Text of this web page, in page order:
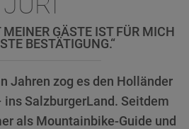
MEINER GÄSTE IST FÜR MICH
BESTÄTIGUNG.“
Jahren zog es den Holländer
SalzburgerLand. Seitdem
als Mountainbike-Guide und